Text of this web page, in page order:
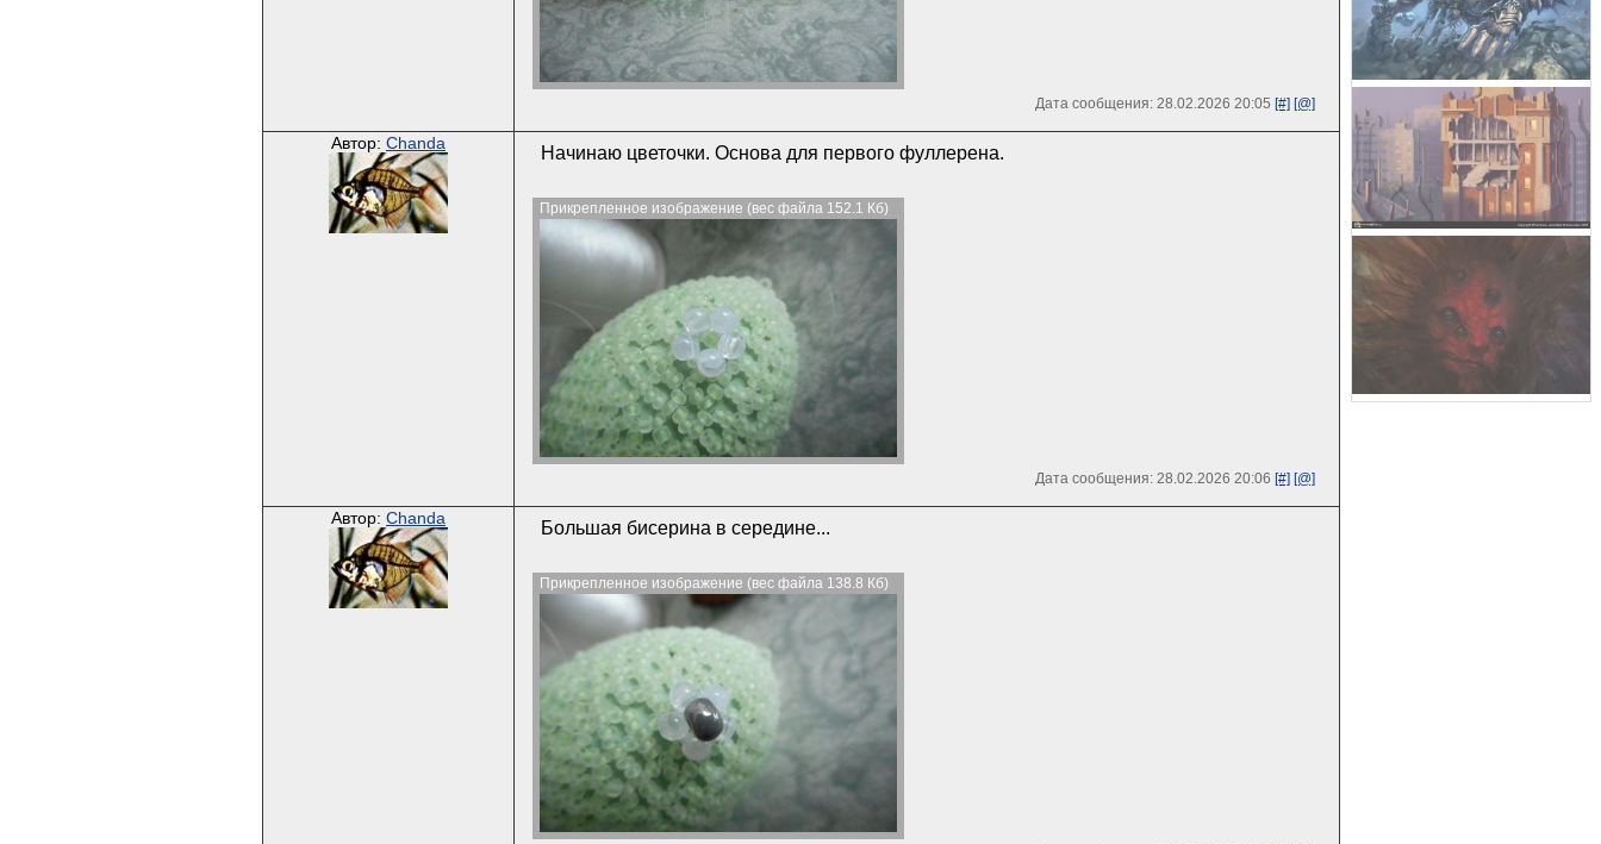
Дата сообщения: 28.02.2026 20:05 [#] [@]
Автор: Chanda Начинаю цветочки. Основа для первого фуллерена.
Прикрепленное изображение (вес файла 152.1 Кб)
Дата сообщения: 28.02.2026 20:06 [#] [@]
Автор: Chanda Большая бисерина в середине...
Прикрепленное изображение (вес файла 138.8 Кб)